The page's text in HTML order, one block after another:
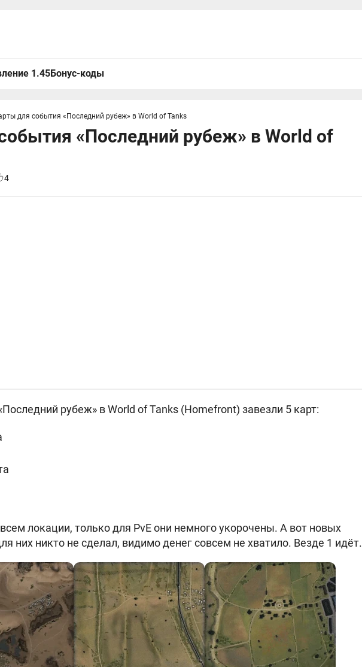
1.45Бонус-коды
для события «Последний рубеж» в World of Tanks
«Последний рубеж» в World of
4
рубеж» в World of Tanks (Homefront) завезли 5 карт:
локации, только для PvE они немного укорочены. А вот новых
них никто не сделал, видимо денег совсем не хватило. Везде 1 идёт.